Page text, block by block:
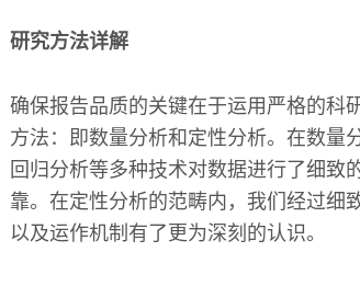
研究方法详解
确保报告品质的关键在于运用严格的科
方法：即数量分析和定性分析。在数量
回归分析等多种技术对数据进行了细致
靠。在定性分析的范畴内，我们经过细
以及运作机制有了更为深刻的认识。